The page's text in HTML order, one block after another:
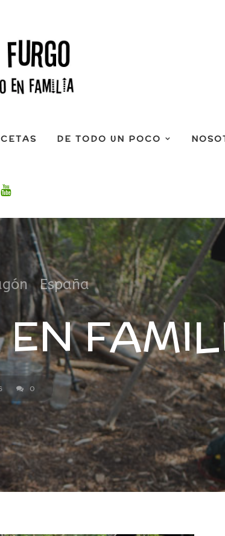
DE TODO UN POCO
,España
0